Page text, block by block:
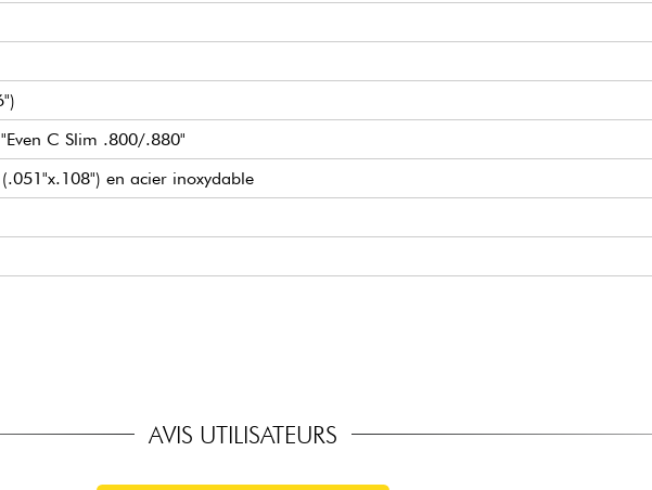
C Slim .800/.880"
en acier inoxydable
SA/855x positions
Original
AVIS UTILISATEURS